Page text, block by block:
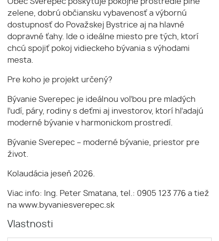
zelene, dobrú občiansku vybavenosť a výbornú
dostupnosť do Považskej Bystrice aj na hlavné
dopravné ťahy. Ide o ideálne miesto pre tých, ktorí
chcú spojiť pokoj vidieckeho bývania s výhodami
mesta.
Pre koho je projekt určený?
Bývanie Sverepec je ideálnou voľbou pre mladých
ľudí, páry, rodiny s deťmi aj investorov, ktorí hľadajú
moderné bývanie v harmonickom prostredí.
Bývanie Sverepec – moderné bývanie, priestor pre
život.
Kolaudácia jeseň 2026.
Viac info: Ing. Peter Smatana, tel.: 0905 123 776 a tiež
na www.byvaniesverepec.sk
Vlastnosti